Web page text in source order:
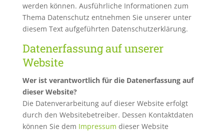
werden können. Ausführliche Informationen zum
Thema Datenschutz entnehmen Sie unserer unter
diesem Text aufgeführten Datenschutzerklärung.
Datenerfassung auf unserer
Website
Wer ist verantwortlich für die Datenerfassung auf
dieser Website?
Die Datenverarbeitung auf dieser Website erfolgt
durch den Websitebetreiber. Dessen Kontaktdaten
können Sie dem Impressum dieser Website